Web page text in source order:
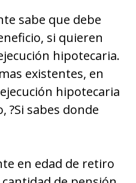
sabe que debe
si quieren
hipotecaria.
existentes, en
hipotecaria
sabes donde
en edad de retiro